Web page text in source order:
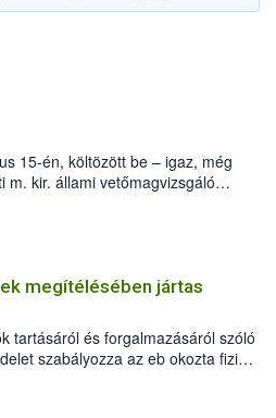
15-én, költözött be – igaz, még
m. kir. állami vetőmagvizsgáló
szám alatti, Czigler Győző által
megítélésében jártas
tartásáról és forgalmazásáról szóló
szabályozza az eb okozta fizikai
keletkezésekor felmerülő
a veszélyes eb tartását és annak